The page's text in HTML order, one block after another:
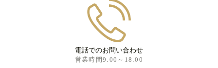
電話でのお問い合わせ
営業時間9:00～18:00